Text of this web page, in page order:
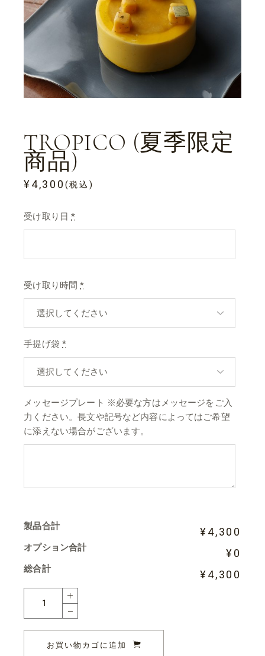
TROPICO (夏季限定
商品)
¥4,300(税込)
受け取り日 *
受け取り時間 *
手提げ袋 *
メッセージプレート ※必要な方はメッセージをご入
力ください。長文や記号など内容によってはご希望
に添えない場合がございます。
製品合計 ¥4,300
オプション合計 ¥0
総合計 ¥4,300
Tropico (夏季限定商品) quantity
お買い物カゴに追加